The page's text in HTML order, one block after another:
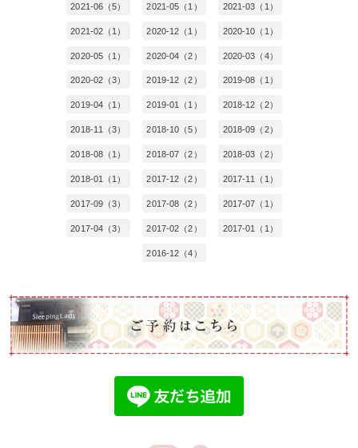
2021-06（5） 2021-05（1） 2021-03（1）
2021-02（1） 2020-12（1） 2020-10（1）
2020-05（1） 2020-04（2） 2020-03（4）
2020-02（3） 2019-12（2） 2019-08（1）
2019-04（1） 2019-01（1） 2018-12（2）
2018-11（3） 2018-10（5） 2018-09（2）
2018-08（1） 2018-07（2） 2018-03（2）
2018-01（1） 2017-12（2） 2017-11（1）
2017-09（3） 2017-08（2） 2017-07（1）
2017-04（3） 2017-02（2） 2017-01（1）
2016-12（4）